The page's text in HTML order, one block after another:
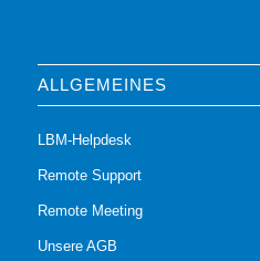
ALLGEMEINES
LBM-Helpdesk
Remote Support
Remote Meeting
Unsere AGB